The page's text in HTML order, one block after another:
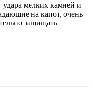
удара мелких камней и
на капот, очень
защищать